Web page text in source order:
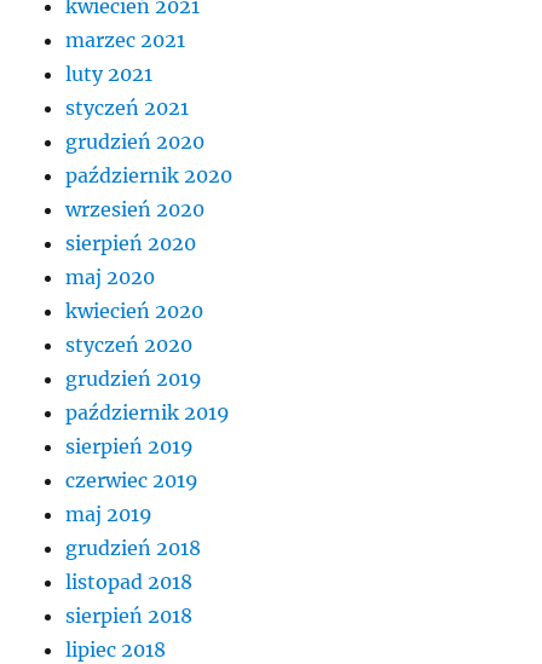
kwiecień 2021
marzec 2021
luty 2021
styczeń 2021
grudzień 2020
październik 2020
wrzesień 2020
sierpień 2020
maj 2020
kwiecień 2020
styczeń 2020
grudzień 2019
październik 2019
sierpień 2019
czerwiec 2019
maj 2019
grudzień 2018
listopad 2018
sierpień 2018
lipiec 2018